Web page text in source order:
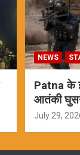
NEWS
Patna के
आतंकी
ऑपरेशन;
July 29,